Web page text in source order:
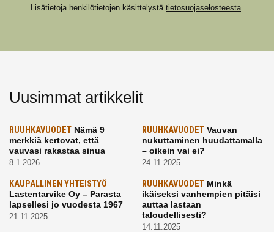
Lisätietoja henkilötietojen käsittelystä tietosuojaselosteesta
Uusimmat artikkelit
RUUHKAVUODET Nämä 9
merkkiä kertovat, että
vauvasi rakastaa sinua
8.1.2026
RUUHKAVUODETVauvan
nukuttaminen huudattamalla
– oikein vai ei?
24.11.2025
KAUPALLINEN YHTEISTYÖ
Lastentarvike Oy – Parasta
lapsellesi jo vuodesta 1967
21.11.2025
RUUHKAVUODETMinkä
ikäiseksi vanhempien pitäisi
auttaa lastaan
taloudellisesti?
14.11.2025